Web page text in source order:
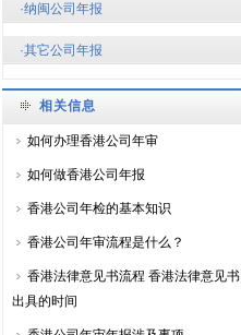
·纳闽公司年报
·其它公司年报
相关信息
如何办理香港公司年审
如何做香港公司年报
香港公司年检的基本知识
香港公司年审流程是什么？
香港法律意见书流程 香港法律意见书
出具的时间